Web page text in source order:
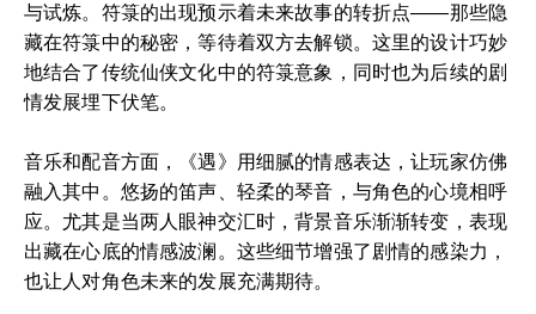
与试炼。符箓的出现预示着未来故事的转折点——那些隐
藏在符箓中的秘密，等待着双方去解锁。这里的设计巧妙
地结合了传统仙侠文化中的符箓意象，同时也为后续的剧
情发展埋下伏笔。
音乐和配音方面，《遇》用细腻的情感表达，让玩家仿佛
融入其中。悠扬的笛声、轻柔的琴音，与角色的心境相呼
应。尤其是当两人眼神交汇时，背景音乐渐渐转变，表现
出藏在心底的情感波澜。这些细节增强了剧情的感染力，
也让人对角色未来的发展充满期待。